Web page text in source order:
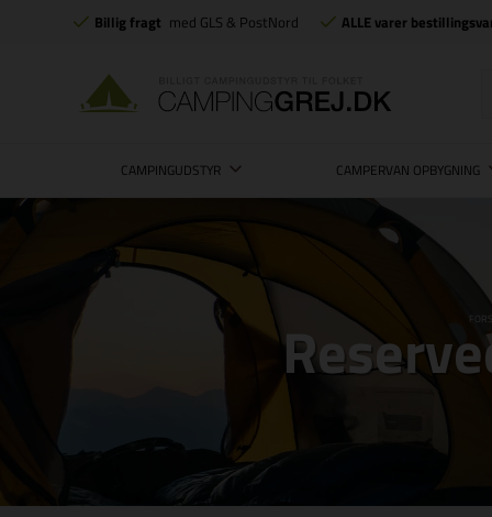
Billig fragt med GLS & PostNord ALLE varer
CAMPINGUDSTYR CAMPERVAN OPBYGNING